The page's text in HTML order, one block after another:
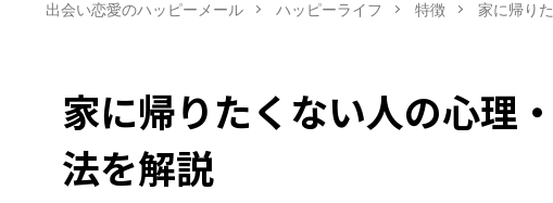
出会い恋愛のハッピーメール ハッピーライフ 特徴 家に帰り
家に帰りたくない人の心理
法を解説